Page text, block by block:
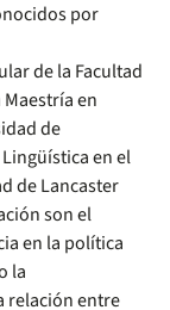
por
de la Facultad
en
de
en el
de Lancaster
son el
en la política
la
relación entre